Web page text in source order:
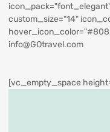
custom_size="14"
info@GOtravel.com
[vc_empty_space